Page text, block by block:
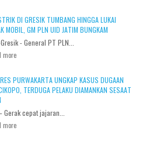
DI GRESIK TUMBANG HINGGA LUKAI
MOBIL, GM PLN UID JATIM BUNGKAM
- General PT PLN...
more
PURWAKARTA UNGKAP KASUS DUGAAN
TERDUGA PELAKU DIAMANKAN SESAAT
cepat jajaran...
more